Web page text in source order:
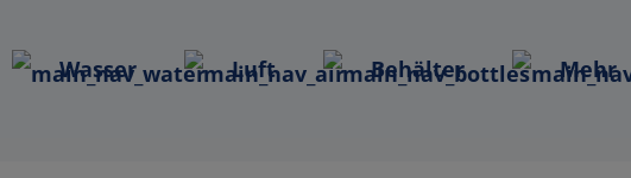
Wasser Luft Behälter Mehr